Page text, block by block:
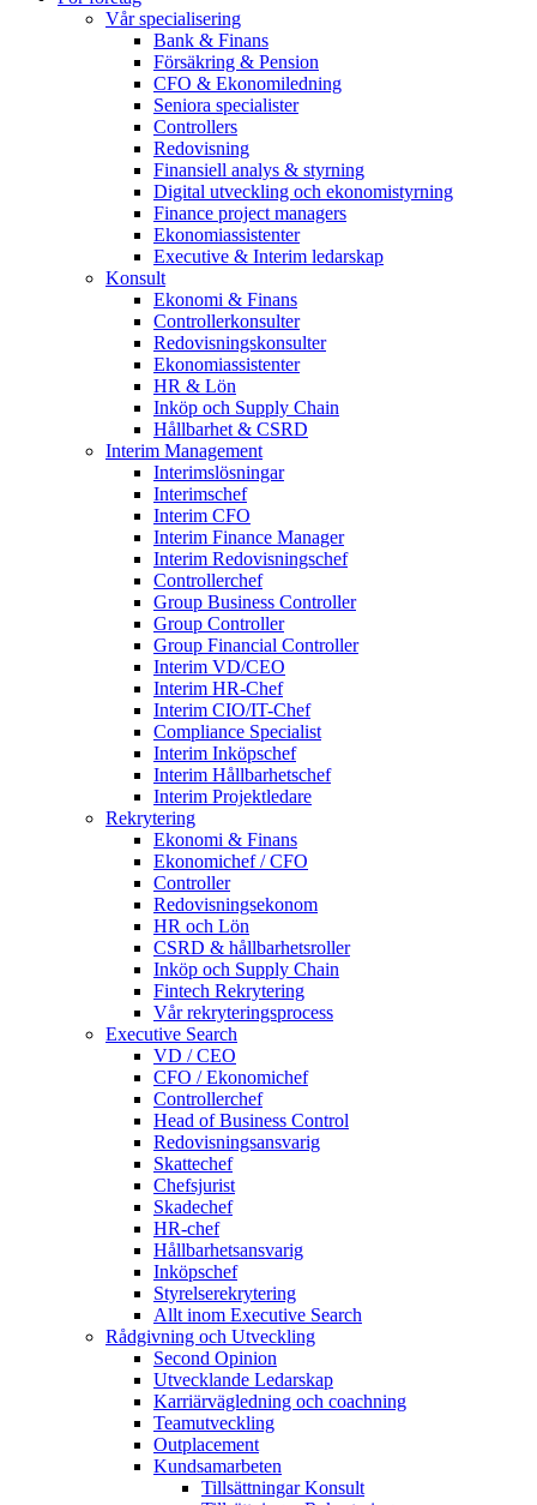
Vår specialisering
Bank & Finans
Försäkring & Pension
CFO & Ekonomiledning
Seniora specialister
Controllers
Redovisning
Finansiell analys & styrning
Digital utveckling och ekonomistyrning
Finance project managers
Ekonomiassistenter
Executive & Interim ledarskap
Konsult
Ekonomi & Finans
Controllerkonsulter
Redovisningskonsulter
Ekonomiassistenter
HR & Lön
Inköp och Supply Chain
Hållbarhet & CSRD
Interim Management
Interimslösningar
Interimschef
Interim CFO
Interim Finance Manager
Interim Redovisningschef
Controllerchef
Group Business Controller
Group Controller
Group Financial Controller
Interim VD/CEO
Interim HR-Chef
Interim CIO/IT-Chef
Compliance Specialist
Interim Inköpschef
Interim Hållbarhetschef
Interim Projektledare
Rekrytering
Ekonomi & Finans
Ekonomichef / CFO
Controller
Redovisningsekonom
HR och Lön
CSRD & hållbarhetsroller
Inköp och Supply Chain
Fintech Rekrytering
Vår rekryteringsprocess
Executive Search
VD / CEO
CFO / Ekonomichef
Controllerchef
Head of Business Control
Redovisningsansvarig
Skattechef
Chefsjurist
Skadechef
HR-chef
Hållbarhetsansvarig
Inköpschef
Styrelserekrytering
Allt inom Executive Search
Rådgivning och Utveckling
Second Opinion
Utvecklande Ledarskap
Karriärvägledning och coachning
Teamutveckling
Outplacement
Kundsamarbeten
Tillsättningar Konsult